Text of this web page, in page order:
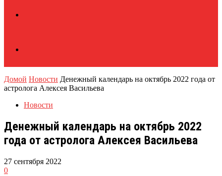
Домой Новости Денежный календарь на октябрь 2022 года от
астролога Алексея Васильева
Новости
Денежный календарь на октябрь 2022
года от астролога Алексея Васильева
27 сентября 2022
0